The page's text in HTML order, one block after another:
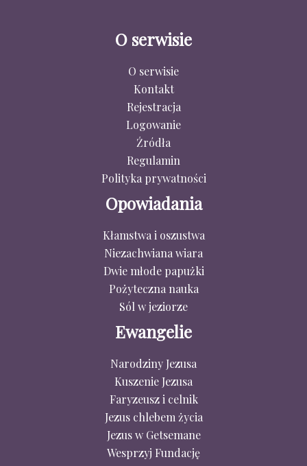
O serwisie
O serwisie
Kontakt
Rejestracja
Logowanie
Źródła
Regulamin
Polityka prywatności
Opowiadania
Kłamstwa i oszustwa
Niezachwiana wiara
Dwie młode papużki
Pożyteczna nauka
Sól w jeziorze
Ewangelie
Narodziny Jezusa
Kuszenie Jezusa
Faryzeusz i celnik
Jezus chlebem życia
Jezus w Getsemane
Wesprzyj Fundację